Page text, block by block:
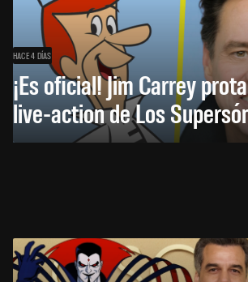
HACE 4 DÍAS
¡Es oficial! Jim Carrey
live-action de Los